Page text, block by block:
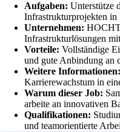
Aufgaben: Unterstütze
Infrastrukturprojekten in
Unternehmen:
Infrastrukturlösungen
Vorteile: Vollständige
und gute Anbindung an
Weitere Informationen:
Karrierewachstum in
Warum dieser Job:
arbeite an innovativen
Qualifikationen:
und teamorientierte